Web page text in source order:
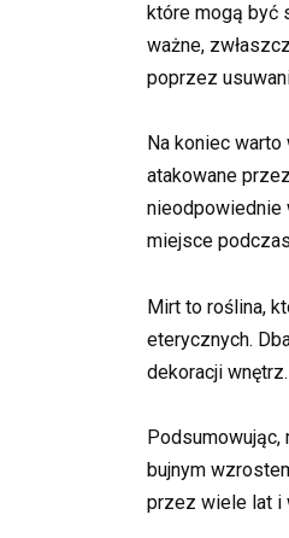
które mogą być
ważne,
poprzez
Na koniec
atakowane
nieodpowiednie
miejsce
Mirt to roślina,
eterycznych.
dekoracji wnętrz.
bujnym
przez wiele lat i